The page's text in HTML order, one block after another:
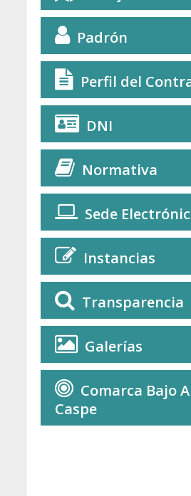
Padrón
Perfil del
DNI
Normativa
Sede
Instancias
Transparencia
Galerías
Comarca Bajo
Caspe